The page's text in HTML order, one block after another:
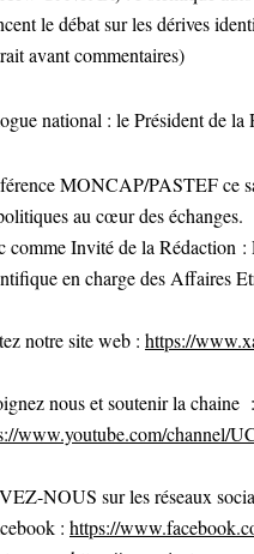
le débat sur les dérives
avant commentaires)
national : le Président de la
MONCAP/PASTEF ce
au cœur des échanges.
comme Invité de la Rédaction
en charge des Affaires
notre site web : https://
nous et soutenir la chaine :
www.youtube.com/channel/
NOUS sur les réseaux
: https://